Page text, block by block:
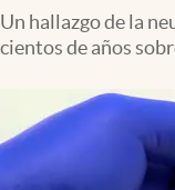
Lifestyle
USA
Un hallazgo de la
cientos de años